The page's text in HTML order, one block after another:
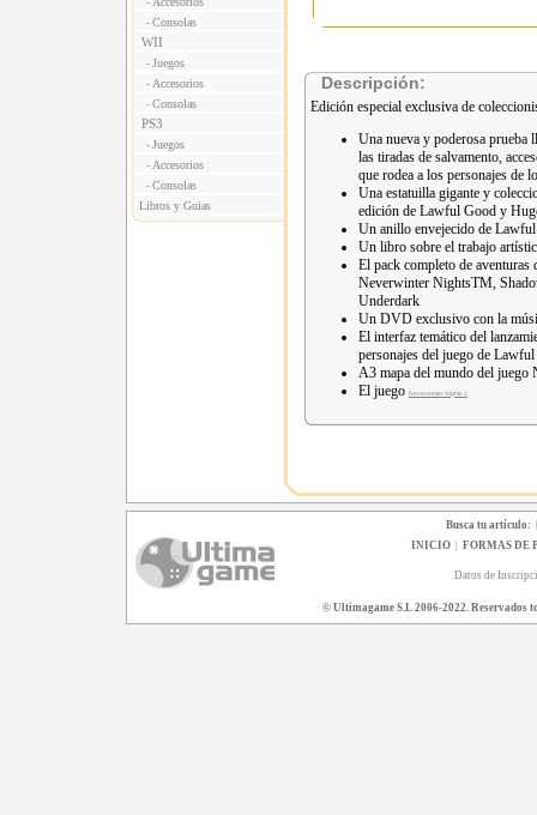
-
- Consolas
WII
- Juegos
- Accesorios
- Consolas
PS3
- Juegos
- Accesorios
- Consolas
Libros y Guias
Descripción:
Edición especial exclusiva de
Una nueva y poderosa prueba
las tiradas de salvamento,
que rodea a los personajes de
Una estatuilla gigante y
edición de Lawful Good y
Un anillo envejecido de
Un libro sobre el trabajo
El pack completo de
Neverwinter NightsTM,
Underdark
Un DVD exclusivo con la
El interfaz temático del
personajes del juego de
A3 mapa del mundo del juego
El juego Neverwinter Nights 2
Busca tu artículo:
INICIO| FORMAS DE
Datos de
© Ultimagame S.L 2006-2022. Reservados